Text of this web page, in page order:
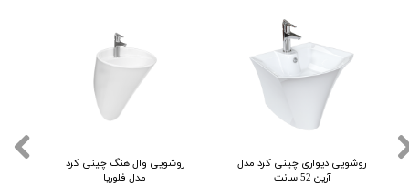
روشویی وال هنگ چینی کرد
مدل فلوریا
روشویی دیواری چینی کرد مدل
آرین 52 سانت